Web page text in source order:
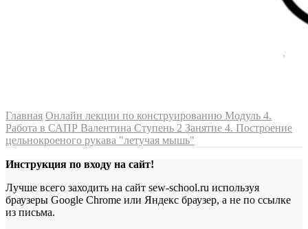
Главная Онлайн лекции по конструированию Модуль 4.
Работа в САПР Валентина Ступень 2 Занятие 4. Построение
цельнокроеного рукава "летучая мышь"
Инструкция по входу на сайт!
Лучше всего заходить на сайт sew-school.ru используя
браузеры Google Chrome или Яндекс браузер, а не по ссылке
из письма.